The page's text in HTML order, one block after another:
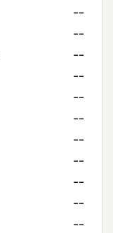
--
--
--
--
--
--
--
--
--
--
--